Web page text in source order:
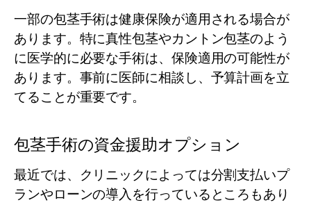
一部の包茎手術は健康保険が適用される場合が
あります。特に真性包茎やカントン包茎のよう
に医学的に必要な手術は、保険適用の可能性が
あります。事前に医師に相談し、予算計画を立
てることが重要です。
包茎手術の資金援助オプション
最近では、クリニックによっては分割支払いプ
ランやローンの導入を行っているところもあり